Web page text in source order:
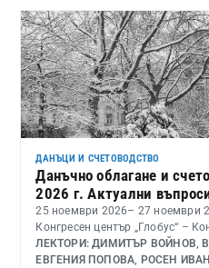
ДАНЪЦИ И СЧЕТОВОДСТВО
Данъчно облагане и
2026 г. Актуални
25 ноември 2026– 27 ноември
Конгресен център „Глобус“ –
ЛЕКТОРИ: ДИМИТЪР ВОЙНОВ,
ЕВГЕНИЯ ПОПОВА, РОСЕН